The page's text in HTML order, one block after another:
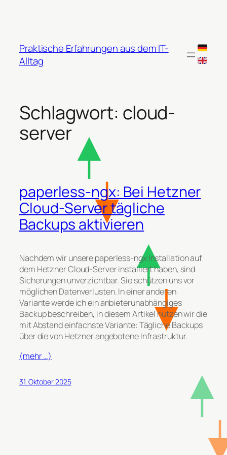
Praktische Erfahrungen aus dem IT-
Alltag
Schlagwort: cloud-
server
paperless-ngx: Bei Hetzner
Cloud-Server tägliche
Backups aktivieren
Nachdem wir unsere paperless-ngx Installation auf
dem Hetzner Cloud-Server installiert haben, sind
Sicherungen unverzichtbar. Sie schützen uns vor
möglichen Datenverlusten. In einer anderen
Variante werde ich ein anbieterunabhängiges
Backup beschreiben, in diesem Artikel nutzen wir die
mit Abstand einfachste Variante: Tägliche Backups
über die von Hetzner angebotene Infrastruktur.
(mehr …)
31. Oktober 2025